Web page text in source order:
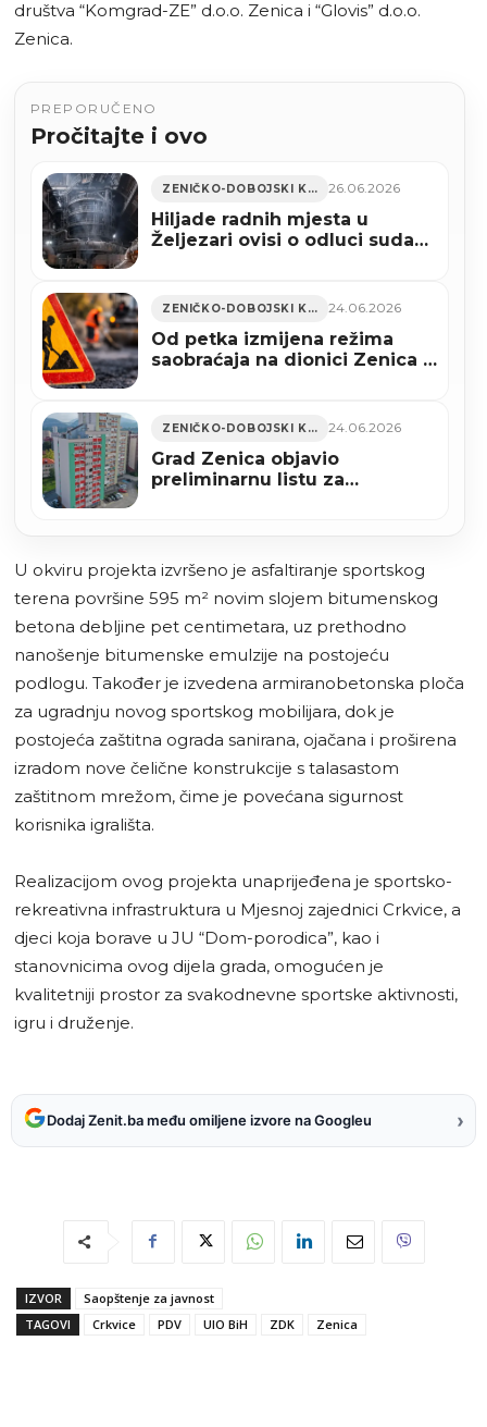
društva “Komgrad-ZE” d.o.o. Zenica i “Glovis” d.o.o.
Zenica.
PREPORUČENO
Pročitajte i ovo
ZENIČKO-DOBOJSKI KANTON 26.06.2026
Hiljade radnih mjesta u
Željezari ovisi o odluci suda
ZENIČKO-DOBOJSKI KANTON 24.06.2026
Od petka izmijena režima
saobraćaja na dionici Zenica –
ZENIČKO-DOBOJSKI KANTON 24.06.2026
Grad Zenica objavio
preliminarnu listu za
U okviru projekta izvršeno je asfaltiranje sportskog
terena površine 595 m² novim slojem bitumenskog
betona debljine pet centimetara, uz prethodno
nanošenje bitumenske emulzije na postojeću
podlogu. Također je izvedena armiranobetonska ploča
za ugradnju novog sportskog mobilijara, dok je
postojeća zaštitna ograda sanirana, ojačana i proširena
izradom nove čelične konstrukcije s talasastom
zaštitnom mrežom, čime je povećana sigurnost
korisnika igrališta.
Realizacijom ovog projekta unaprijeđena je sportsko-
rekreativna infrastruktura u Mjesnoj zajednici Crkvice, a
djeci koja borave u JU “Dom-porodica”, kao i
stanovnicima ovog dijela grada, omogućen je
kvalitetniji prostor za svakodnevne sportske aktivnosti,
igru i druženje.
Dodaj Zenit.ba među omiljene izvore na Googleu ›
IZVOR
Saopštenje za javnost
TAGOVI
Crkvice PDV UIO BiH ZDK Zenica